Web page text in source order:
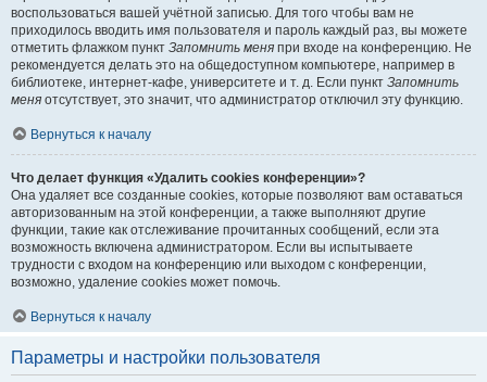
воспользоваться вашей учётной записью. Для того чтобы вам не
приходилось вводить имя пользователя и пароль каждый раз, вы можете
отметить флажком пункт Запомнить меня при входе на конференцию. Не
рекомендуется делать это на общедоступном компьютере, например в
библиотеке, интернет-кафе, университете и т. д. Если пункт Запомнить
меня отсутствует, это значит, что администратор отключил эту функцию.
Вернуться к началу
Что делает функция «Удалить cookies конференции»?
Она удаляет все созданные cookies, которые позволяют вам оставаться
авторизованным на этой конференции, а также выполняют другие
функции, такие как отслеживание прочитанных сообщений, если эта
возможность включена администратором. Если вы испытываете
трудности с входом на конференцию или выходом с конференции,
возможно, удаление cookies может помочь.
Вернуться к началу
Параметры и настройки пользователя